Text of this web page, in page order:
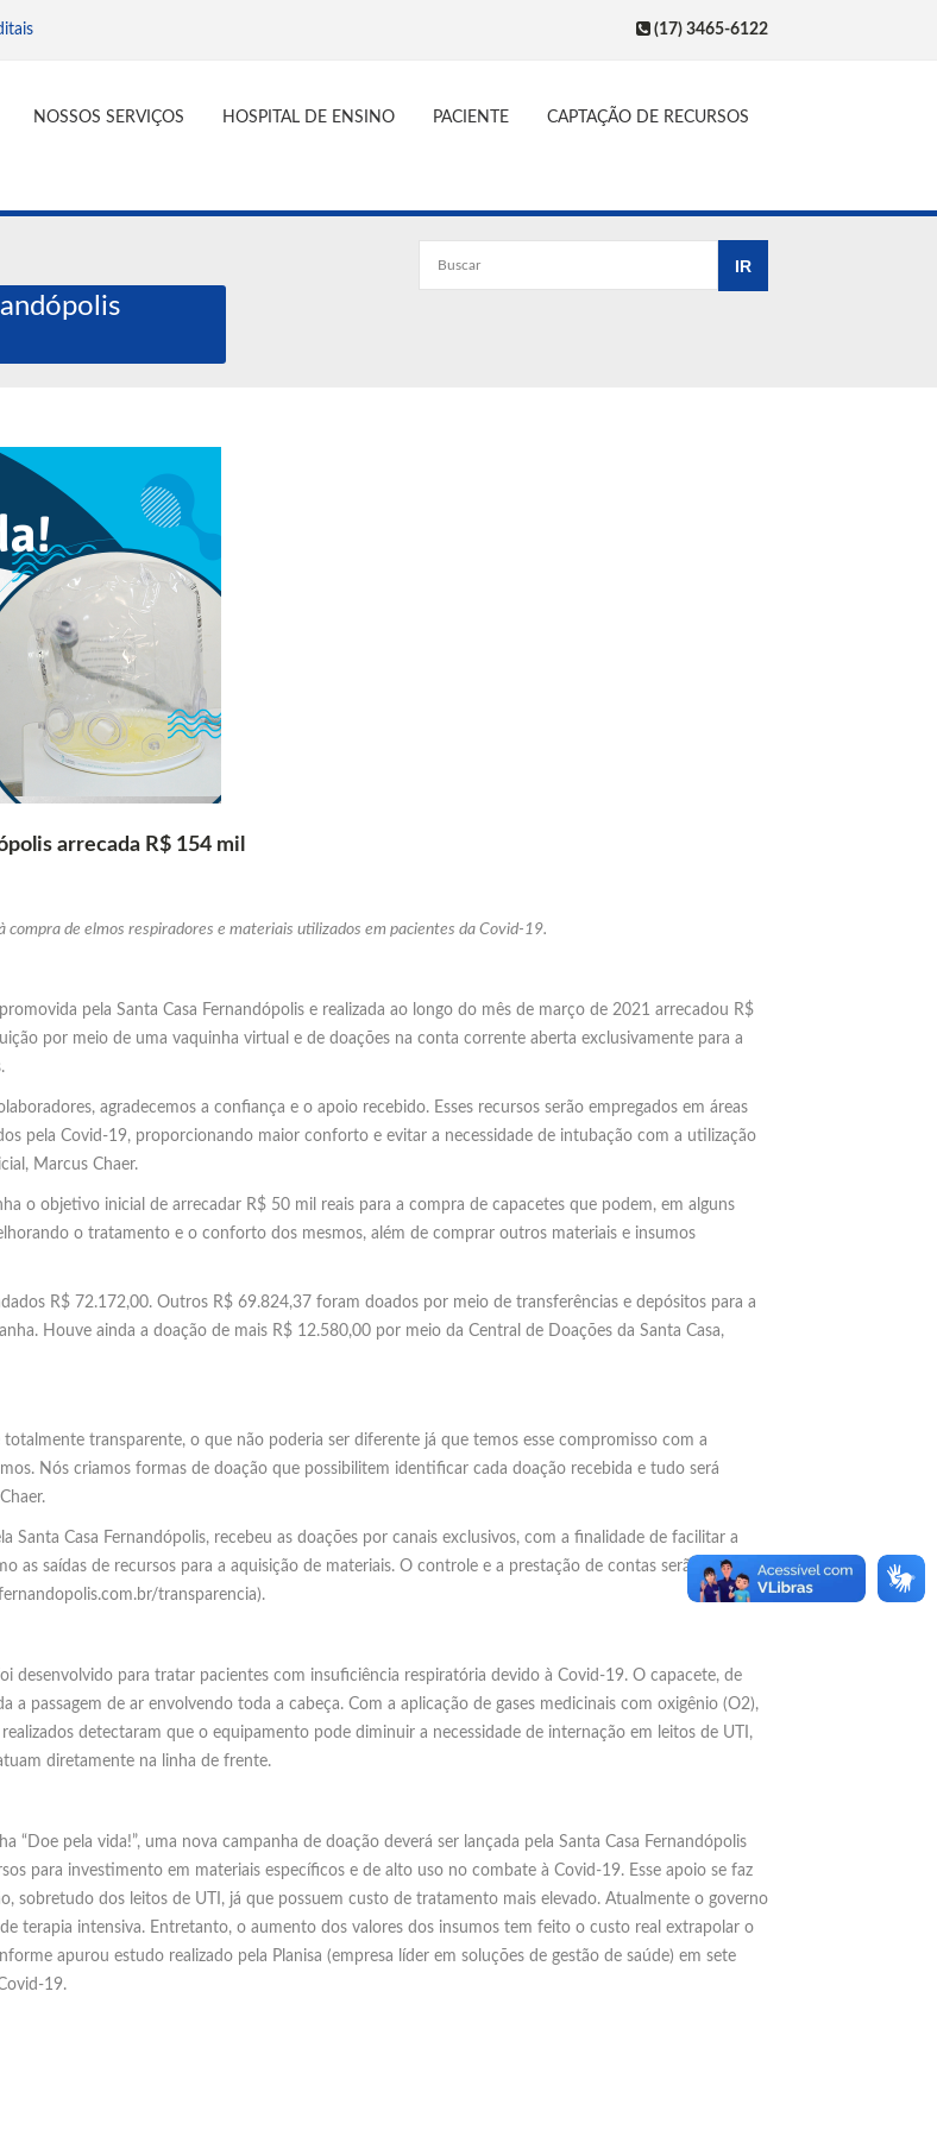
(17) 3465-6122
NOSSOS SERVIÇOS HOSPITAL DE ENSINO PACIENTE CAPTAÇÃO DE RECURSOS
arrecada R$ 154 mil
compra de elmos respiradores e materiais utilizados em pacientes da Covid-19.
pela Santa Casa Fernandópolis e realizada ao longo do mês de março de 2021 arrecadou R$
por meio de uma vaquinha virtual e de doações na conta corrente aberta exclusivamente para a
agradecemos a confiança e o apoio recebido. Esses recursos serão empregados em áreas
pela Covid-19, proporcionando maior conforto e evitar a necessidade de intubação com a utilização
Marcus Chaer.
o objetivo inicial de arrecadar R$ 50 mil reais para a compra de capacetes que podem, em alguns
o tratamento e o conforto dos mesmos, além de comprar outros materiais e insumos
R$ 72.172,00. Outros R$ 69.824,37 foram doados por meio de transferências e depósitos para a
Houve ainda a doação de mais R$ 12.580,00 por meio da Central de Doações da Santa Casa,
transparente, o que não poderia ser diferente já que temos esse compromisso com a
Nós criamos formas de doação que possibilitem identificar cada doação recebida e tudo será
Santa Casa Fernandópolis, recebeu as doações por canais exclusivos, com a finalidade de facilitar a
as saídas de recursos para a aquisição de materiais. O controle e a prestação de contas serão
transparencia).
desenvolvido para tratar pacientes com insuficiência respiratória devido à Covid-19. O capacete, de
a passagem de ar envolvendo toda a cabeça. Com a aplicação de gases medicinais com oxigênio (O2),
detectaram que o equipamento pode diminuir a necessidade de internação em leitos de UTI,
diretamente na linha de frente.
pela vida!”, uma nova campanha de doação deverá ser lançada pela Santa Casa Fernandópolis
para investimento em materiais específicos e de alto uso no combate à Covid-19. Esse apoio se faz
sobretudo dos leitos de UTI, já que possuem custo de tratamento mais elevado. Atualmente o governo
terapia intensiva. Entretanto, o aumento dos valores dos insumos tem feito o custo real extrapolar o
apurou estudo realizado pela Planisa (empresa líder em soluções de gestão de saúde) em sete
19.